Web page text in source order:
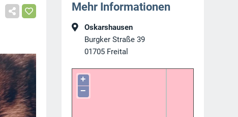
Mehr Informationen
Oskarshausen
Burgker Straße 39
01705 Freital
+
−